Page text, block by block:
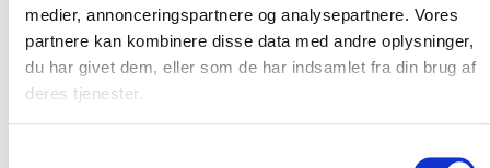
medier, annonceringspartnere og analysepartnere. Vores
partnere kan kombinere disse data med andre oplysninger,
du har givet dem, eller som de har indsamlet fra din brug af
deres tjenester.